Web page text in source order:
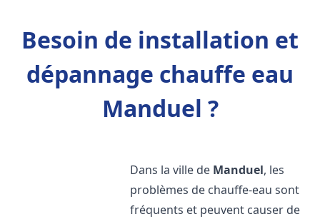
Besoin de installation et
dépannage chauffe eau
Manduel ?
Dans la ville de Manduel, les
problèmes de chauffe-eau sont
fréquents et peuvent causer de